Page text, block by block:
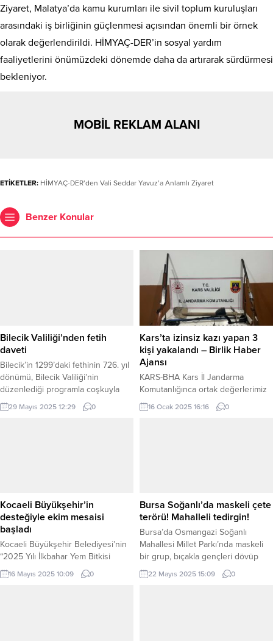
Ziyaret, Malatya’da kamu kurumları ile sivil toplum kuruluşları
arasındaki iş birliğinin güçlenmesi açısından önemli bir örnek
olarak değerlendirildi. HİMYAÇ-DER’in sosyal yardım
faaliyetlerini önümüzdeki dönemde daha da artırarak sürdürmesi
bekleniyor.
MOBİL REKLAM ALANI
ETİKETLER: HİMYAÇ-DER’den Vali Seddar Yavuz’a Anlamlı Ziyaret
Benzer Konular
Bilecik Valiliği’nden fetih
daveti
Bilecik’in 1299’daki fethinin 726. yıl
dönümü, Bilecik Valiliği’nin
düzenlediği programla coşkuyla
kutlanacak. Osmanlı’nın kurucuları
Osman Gazi ve Şeyh Edebali
fethedilişinin 726. yıl dönümü 30
Mayıs 2025’te düzenlenecek
törenle...
29 Mayıs 2025 12:29 0
Kars’ta izinsiz kazı yapan 3
kişi yakalandı – Birlik Haber
Ajansı
KARS-BHA Kars İl Jandarma
Komutanlığınca ortak değerlerimiz
olan kültür miraslarımızı korumak
amacıyla yapılan çalışmalar
manivela, (1) Adet kazma, (2) Adet
ruhsatsız av tüfeği, (42)...
16 Ocak 2025 16:16 0
Kocaeli Büyükşehir’in
desteğiyle ekim mesaisi
başladı
Kocaeli Büyükşehir Belediyesi’nin
“2025 Yılı İlkbahar Yem Bitkisi
Tohumu ve Gübre Destek Projesi”
tarıma can suyu oldu. KOCAELİ
16 Mayıs 2025 10:09 0
Bursa Soğanlı’da maskeli çete
terörü! Mahalleli tedirgin!
Bursa’da Osmangazi Soğanlı
Mahallesi Millet Parkı’nda maskeli
bir grup, bıçakla gençleri dövüp
haraç istiyor. Mahalle sakinleri,
155’e yapılan ihbarlara rağmen
22 Mayıs 2025 15:09 0